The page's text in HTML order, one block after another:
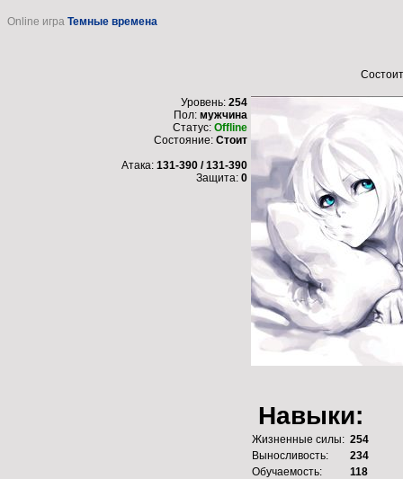
Online игра Темные времена
Уровень: 254
Пол: мужчина
Статус: Offline
Состояние: Стоит
Атака: 131-390 / 131-390
Защита: 0
Навыки:
Жизненные силы: 254
Выносливость:
234
Обучаемость:
118